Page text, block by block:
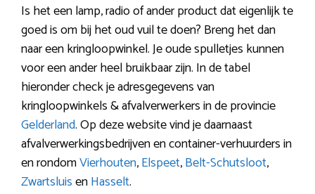
Is het een lamp, radio of ander product dat eigenlijk te
goed is om bij het oud vuil te doen? Breng het dan
naar een kringloopwinkel. Je oude spulletjes kunnen
voor een ander heel bruikbaar zijn. In de tabel
hieronder check je adresgegevens van
kringloopwinkels & afvalverwerkers in de provincie
Gelderland. Op deze website vind je daarnaast
afvalverwerkingsbedrijven en container-verhuurders in
en rondomVierhouten,Elspeet,Belt-Schutsloot,
ZwartsluisenHasselt.